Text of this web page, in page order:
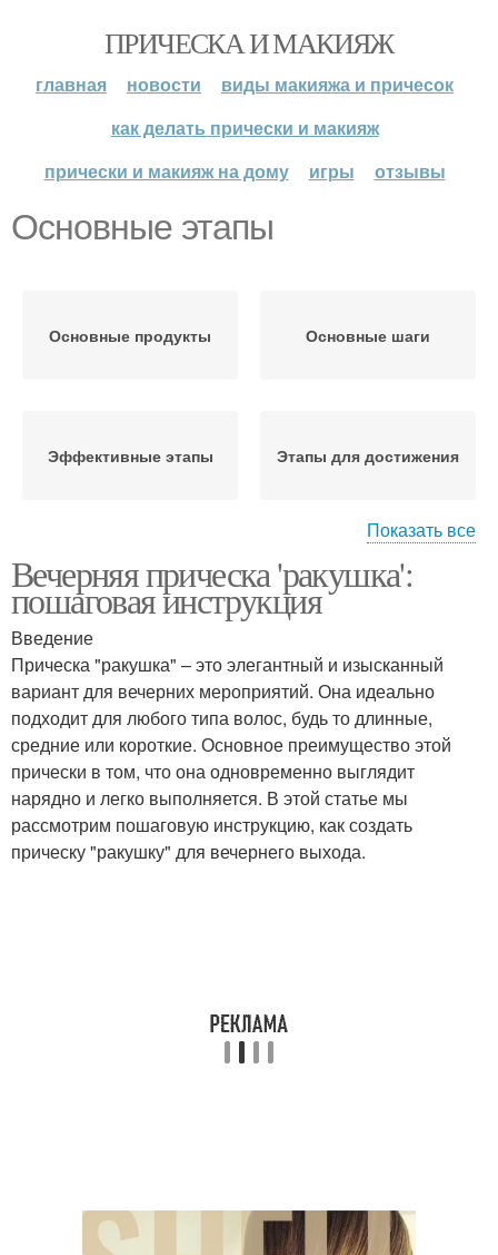
ПРИЧЕСКА И МАКИЯЖ
главная новости
виды макияжа и причесок
как делать прически и макияж
прически и макияж на дому
игры отзывы
Основные этапы
Основные продукты Основные шаги
Эффективные этапы Этапы для достижения
Основные принципы Этап в уход
Основные мероприятия
Показать все
Вечерняя прическа 'ракушка':
пошаговая инструкция
Введение
Прическа "ракушка" – это элегантный и изысканный
вариант для вечерних мероприятий. Она идеально
подходит для любого типа волос, будь то длинные,
средние или короткие. Основное преимущество этой
прически в том, что она одновременно выглядит
нарядно и легко выполняется. В этой статье мы
рассмотрим пошаговую инструкцию, как создать
прическу "ракушку" для вечернего выхода.